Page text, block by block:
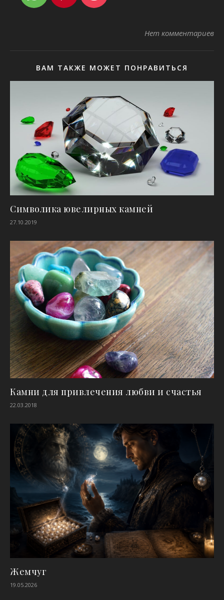
Нет комментариев
ВАМ ТАКЖЕ МОЖЕТ ПОНРАВИТЬСЯ
Символика ювелирных камней
27.10.2019
Камни для привлечения любви и счастья
22.03.2018
Жемчуг
19.05.2026